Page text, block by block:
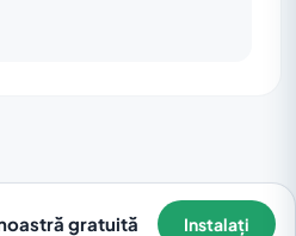
gratuită Instalați